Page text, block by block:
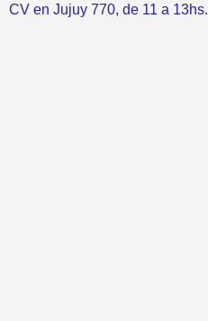
CV en Jujuy 770, de 11 a 13hs.